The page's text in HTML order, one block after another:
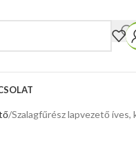
Szalagfűrész lapvezető